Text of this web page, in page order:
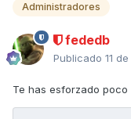
Administradores
fededb
Publicado 11
Te has esforzado poco